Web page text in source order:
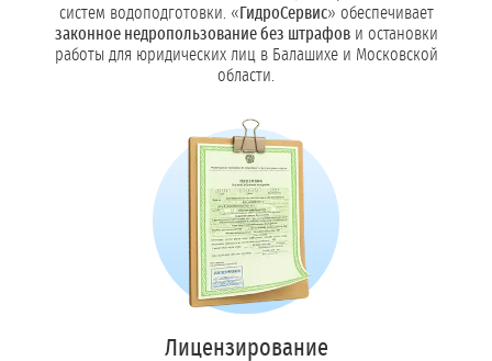
систем водоподготовки. «ГидроСервис» обеспечивает
законное недропользование без штрафови остановки
работы для юридических лиц в Балашихе и Московской
области.
Лицензирование